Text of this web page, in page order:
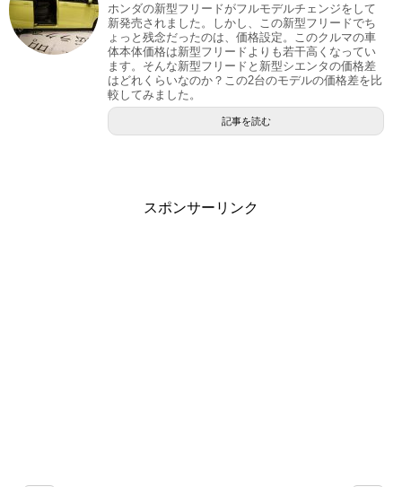
ホンダの新型フリードがフルモデルチェンジをして
新発売されました。しかし、この新型フリードでち
ょっと残念だったのは、価格設定。このクルマの車
体本体価格は新型フリードよりも若干高くなってい
ます。そんな新型フリードと新型シエンタの価格差
はどれくらいなのか？この2台のモデルの価格差を比
較してみました。
記事を読む
スポンサーリンク